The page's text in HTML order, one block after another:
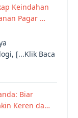
Keindahan
Pagar …
[...Klik Baca
Biar
Keren da…